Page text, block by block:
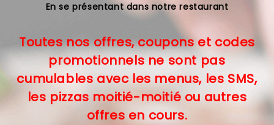
VOS AVIS
MENTIONS LÉGALES
C.G.V
PROTECTION DES DONNÉES
En se présentant dans notre restaurant
Toutes nos offres, coupons et codes
promotionnels ne sont pas
cumulables avec les menus, les SMS,
les pizzas moitié-moitié ou autres
offres en cours.